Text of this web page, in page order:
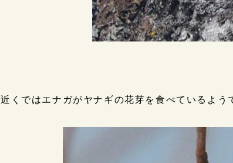
近くではエナガがヤナギの花芽を食べているよう